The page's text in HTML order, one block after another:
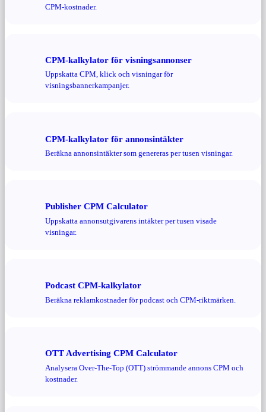
CPM-kostnader.
CPM-kalkylator för visningsannonser
Uppskatta CPM, klick och visningar för
visningsbannerkampanjer.
CPM-kalkylator för annonsintäkter
Beräkna annonsintäkter som genereras per tusen visningar.
Publisher CPM Calculator
Uppskatta annonsutgivarens intäkter per tusen visade
visningar.
Podcast CPM-kalkylator
Beräkna reklamkostnader för podcast och CPM-riktmärken.
OTT Advertising CPM Calculator
Analysera Over-The-Top (OTT) strömmande annons CPM och
kostnader.